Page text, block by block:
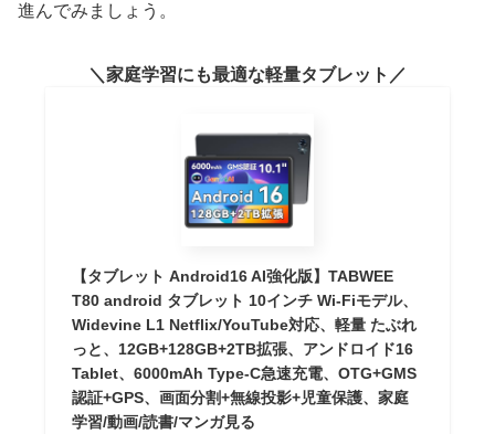
進んでみましょう。
家庭学習にも最適な軽量タブレット
【タブレット Android16 AI強化版】TABWEE
T80 android タブレット 10インチ Wi-Fiモデル、
Widevine L1 Netflix/YouTube対応、軽量 たぶれ
っと、12GB+128GB+2TB拡張、アンドロイド16
Tablet、6000mAh Type-C急速充電、OTG+GMS
認証+GPS、画面分割+無線投影+児童保護、家庭
学習/動画/読書/マンガ見る